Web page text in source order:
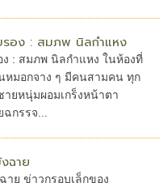
รอง : สมภพ นิลกำแหง
ง : สมภพ นิลกำแหง ในห้องที่
หมอกจาง ๆ มีคนสามคน ทุก
ยหนุ่มผอมเกร็งหน้าตา
กรรจ...
ฉาย
าย ข่าวกรอบเล็กของ